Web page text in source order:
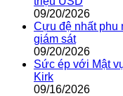
09/20/2026
Cựu đệ nhất phu
giám sát
09/20/2026
Sức ép với Mật
Kirk
09/16/2026